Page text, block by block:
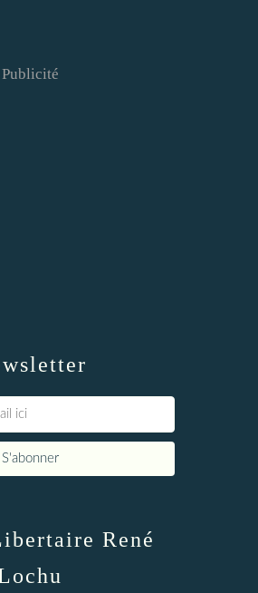
Publicité
René